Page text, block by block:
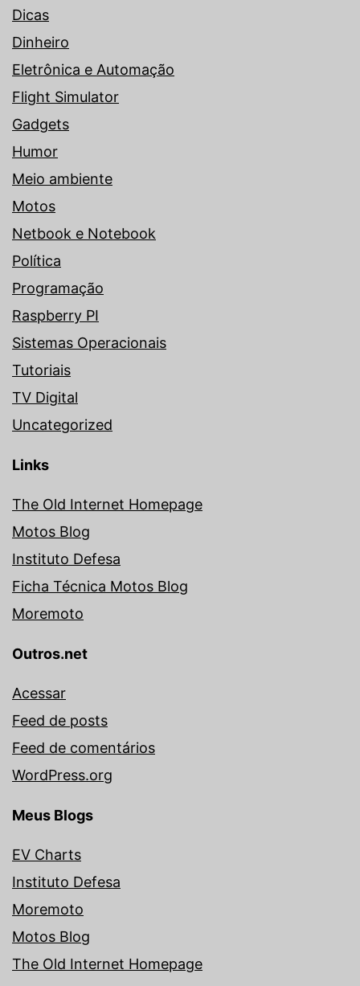
Dicas
Dinheiro
Eletrônica e Automação
Flight Simulator
Gadgets
Humor
Meio ambiente
Motos
Netbook e Notebook
Política
Programação
Raspberry PI
Sistemas Operacionais
Tutoriais
TV Digital
Uncategorized
Links
The Old Internet Homepage
Motos Blog
Instituto Defesa
Ficha Técnica Motos Blog
Moremoto
Outros.net
Acessar
Feed de posts
Feed de comentários
WordPress.org
Meus Blogs
EV Charts
Instituto Defesa
Moremoto
Motos Blog
The Old Internet Homepage